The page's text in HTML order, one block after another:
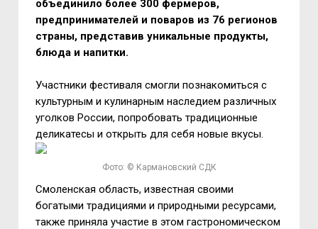
объединило более 300 фермеров,
предпринимателей и поваров из 76 регионов
страны, представив уникальные продукты,
блюда и напитки.
Участники фестиваля смогли познакомиться с
культурным и кулинарным наследием различных
уголков России, попробовать традиционные
деликатесы и открыть для себя новые вкусы.
Фото: © Кармановский СДК
Смоленская область, известная своими
богатыми традициями и природными ресурсами,
также приняла участие в этом гастрономическом